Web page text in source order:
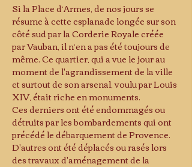
Si la Place d’Armes, de nos jours se
résume à cette esplanade longée sur son
côté sud par la Corderie Royale créée
par Vauban, il n’en a pas été toujours de
même. Ce quartier, qui a vue le jour au
moment de l'agrandissement de la ville
et surtout de son arsenal, voulu par Louis
XIV, était riche en monuments.
Ces derniers ont été endommagés ou
détruits par les bombardements qui ont
précédé le débarquement de Provence.
D'autres ont été déplacés ou rasés lors
des travaux d'aménagement de la